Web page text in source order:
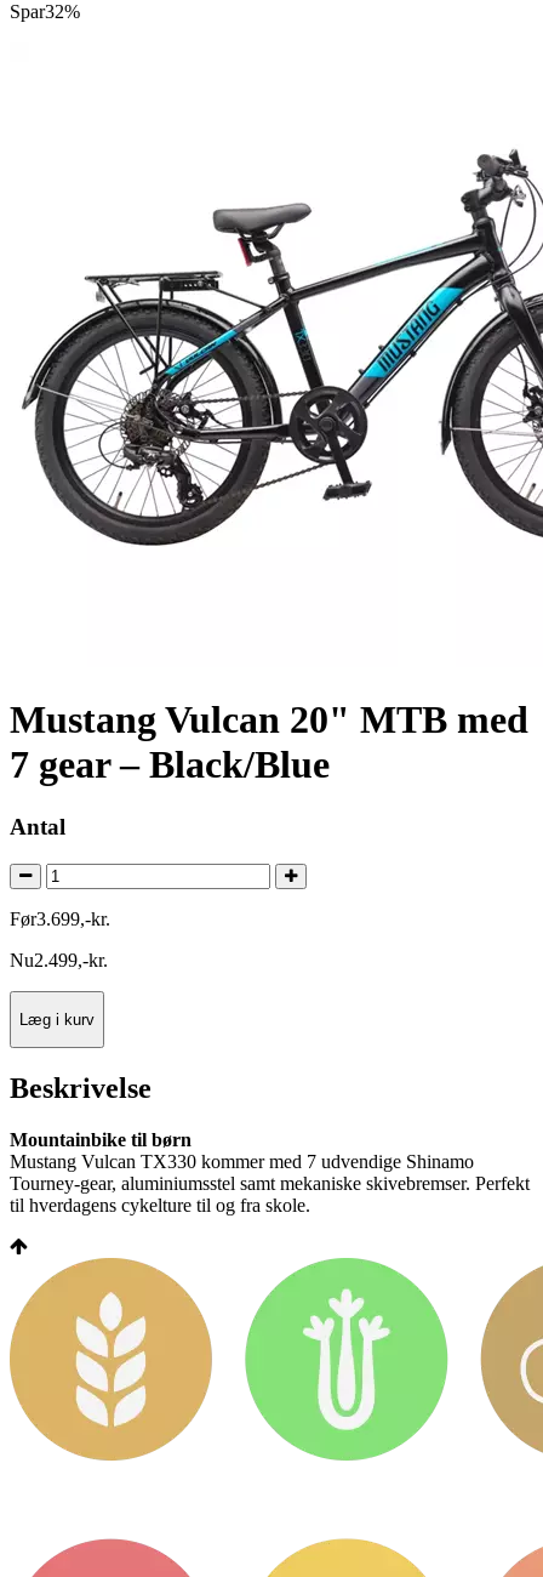
Spar32%
Mustang Vulcan 20" MTB med
7 gear – Black/Blue
Antal
Før3.699,-kr.
Nu2.499,-kr.
Læg i kurv
Beskrivelse
Mountainbike til børn
Mustang Vulcan TX330 kommer med 7 udvendige Shinamo
Tourney-gear, aluminiumsstel samt mekaniske skivebremser. Perfekt
til hverdagens cykelture til og fra skole.